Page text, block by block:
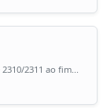
2311 ao fim...